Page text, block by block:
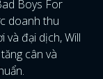
Boys For
doanh thu
và đại dịch, Will
cân và